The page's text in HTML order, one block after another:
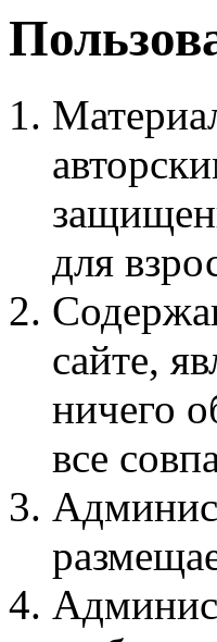
для
сайте,
ничего
все